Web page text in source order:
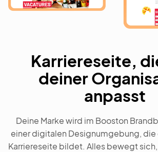
Karriereseite,
deiner
anpasst
Deine Marke wird im Booston
einer digitalen Designumgebung, die
Karriereseite bildet. Alles bewegt